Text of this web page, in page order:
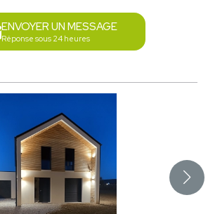
ENVOYER UN MESSAGE
Réponse sous 24 heures